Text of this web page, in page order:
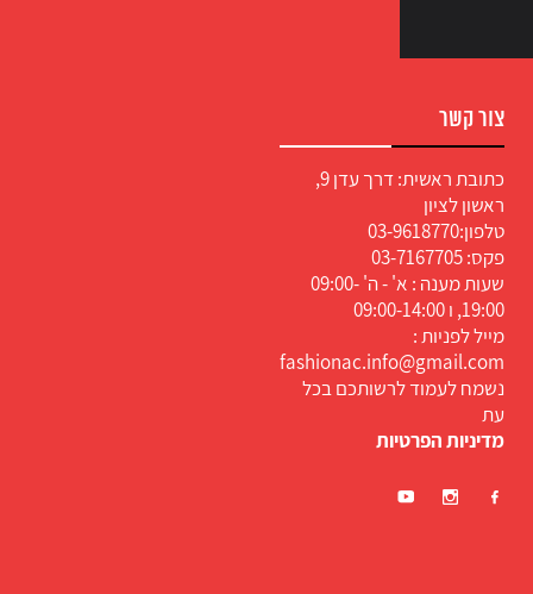
צור קשר
כתובת ראשית: דרך עדן 9,
ראשון לציון
טלפון:03-9618770
פקס: 03-7167705
שעות מענה : א' - ה' 09:00-
19:00, ו 09:00-14:00
מייל לפניות :
fashionac.info@gmail.com
נשמח לעמוד לרשותכם בכל
עת
מדיניות הפרטיות